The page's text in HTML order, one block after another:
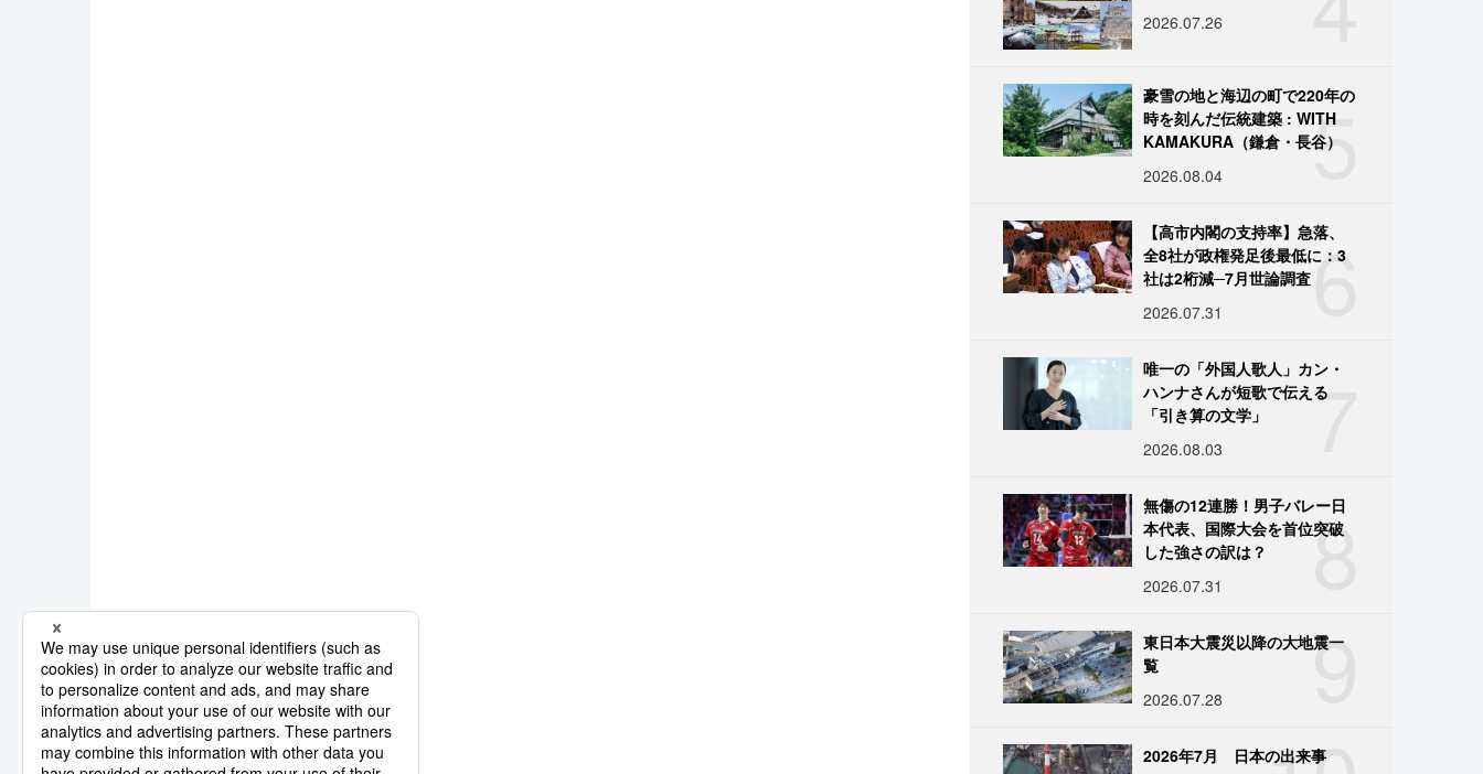
2026.07.26
5
豪雪の地と海辺の町で220年の
時を刻んだ伝統建築 : WITH
KAMAKURA（鎌倉・長谷）
2026.08.04
6
【高市内閣の支持率】急落、
全8社が政権発足後最低に：3
社は2桁減─7月世論調査
2026.07.31
7
唯一の「外国人歌人」カン・
ハンナさんが短歌で伝える
「引き算の文学」
2026.08.03
8
無傷の12連勝！男子バレー日
本代表、国際大会を首位突破
した強さの訳は？
2026.07.31
9
東日本大震災以降の大地震一
覧
2026.07.28
2026年7月 日本の出来事